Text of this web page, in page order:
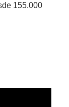
155.000